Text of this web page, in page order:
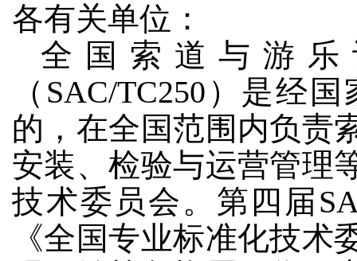
各有关单位：
全国索道与游
（SAC/TC250）是经
的，在全国范围内负责
安装、检验与运营管理
技术委员会。第四届
《全国专业标准化技